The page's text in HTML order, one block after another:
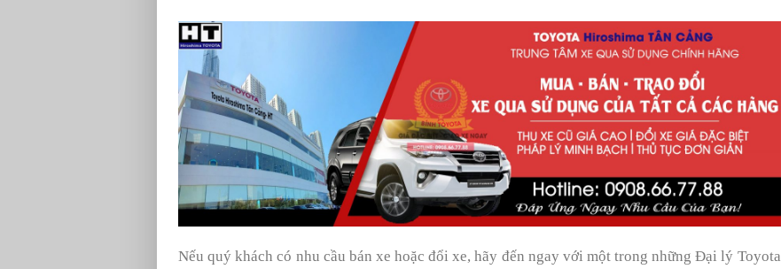
Nếu quý khách có nhu cầu bán xe hoặc đổi xe, hãy đến ngay với một trong những Đại lý Toyota